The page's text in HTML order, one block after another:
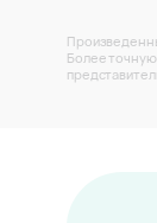
Более